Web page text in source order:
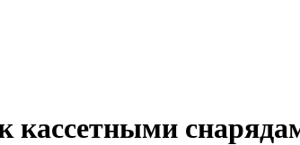
кассетными